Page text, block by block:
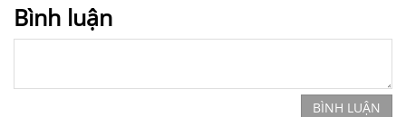
Bình luận
BÌNH LUẬN